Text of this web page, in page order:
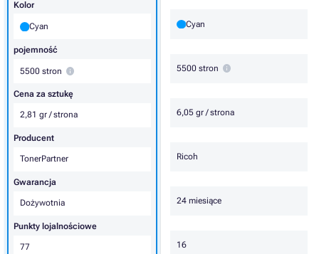
Cyan
5500 stron
6,05 gr / strona
Ricoh
24 miesiące
16
Kolor
Cyan
pojemność
5500 stron
Cena za sztukę
2,81 gr / strona
Producent
TonerPartner
Gwarancja
Dożywotnia
Punkty lojalnościowe
77